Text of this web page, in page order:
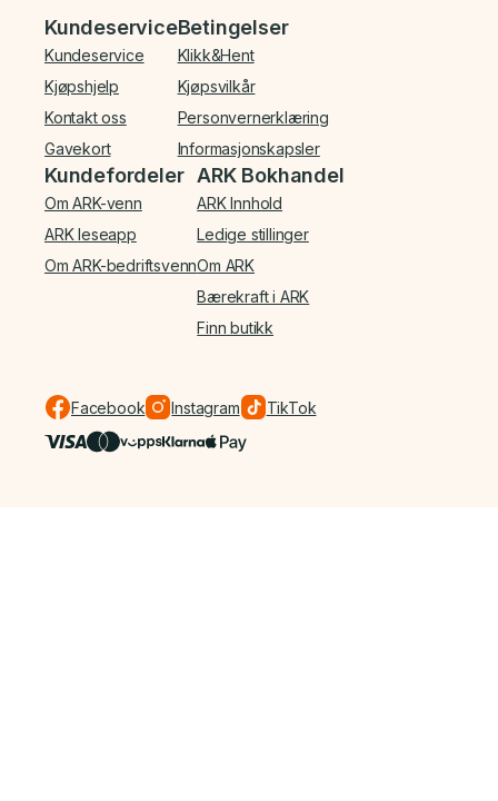
Bunnmeny
Kundeservice
Kundeservice
Kjøpshjelp
Kontakt oss
Gavekort
Betingelser
Klikk&Hent
Kjøpsvilkår
Personvernerklæring
Informasjonskapsler
Kundefordeler
Om ARK-venn
ARK leseapp
Om ARK-bedriftsvenn
ARK Bokhandel
ARK Innhold
Ledige stillinger
Om ARK
Bærekraft i ARK
Finn butikk
Facebook Instagram TikTok